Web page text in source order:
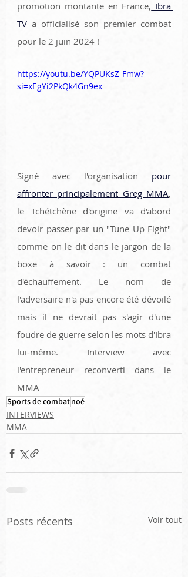
promotion montante en France, Ibra
TV a officialisé son premier combat
pour le 2 juin 2024 !
https://youtu.be/YQPUKsZ-Fmw?
si=xEgYi2PkQk4Gn9ex
Signé avec l'organisation pour
affronter principalement Greg MMA,
le Tchétchène d'origine va d'abord
devoir passer par un "Tune Up Fight"
comme on le dit dans le jargon de la
boxe à savoir : un combat
d'échauffement. Le nom de
l'adversaire n'a pas encore été dévoilé
mais il ne devrait pas s'agir d'une
foudre de guerre selon les mots d'Ibra
lui-même. Interview avec
l'entrepreneur reconverti dans le
MMA
Sports de combatnoé
INTERVIEWS
MMA
Posts récents Voir tout